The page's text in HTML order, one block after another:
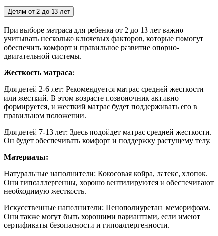
Детям от 2 до 13 лет
При выборе матраса для ребенка от 2 до 13 лет важно
учитывать несколько ключевых факторов, которые помогут
обеспечить комфорт и правильное развитие опорно-
двигательной системы.
Жесткость матраса:
Для детей 2-6 лет: Рекомендуется матрас средней жесткости
или жесткий. В этом возрасте позвоночник активно
формируется, и жесткий матрас будет поддерживать его в
правильном положении.
Для детей 7-13 лет: Здесь подойдет матрас средней жесткости.
Он будет обеспечивать комфорт и поддержку растущему телу.
Материалы:
Натуральные наполнители: Кокосовая койра, латекс, хлопок.
Они гипоаллергенны, хорошо вентилируются и обеспечивают
необходимую жесткость.
Искусственные наполнители: Пенополиуретан, меморифоам.
Они также могут быть хорошими вариантами, если имеют
сертификаты безопасности и гипоаллергенности.